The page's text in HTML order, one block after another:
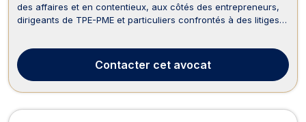
des affaires et en contentieux, aux côtés des entrepreneurs,
dirigeants de TPE-PME et particuliers confrontés à des litiges
conflits entre associés, de rup...
Contacter cet avocat